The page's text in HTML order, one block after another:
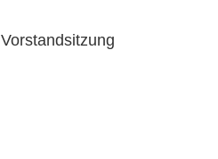
Vorstandsitzung